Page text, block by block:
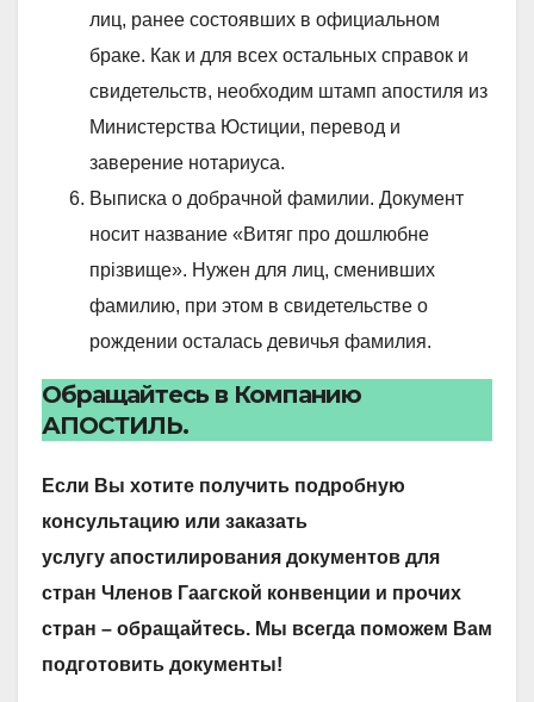
лиц, ранее состоявших в официальном
браке. Как и для всех остальных справок и
свидетельств, необходим штамп апостиля из
Министерства Юстиции, перевод и
заверение нотариуса.
Выписка о добрачной фамилии. Документ
носит название «Витяг про дошлюбне
прізвище». Нужен для лиц, сменивших
фамилию, при этом в свидетельстве о
рождении осталась девичья фамилия.
Обращайтесь в Компанию
АПОСТИЛЬ.
Если Вы хотите получить подробную
консультацию или заказать
услугу апостилирования документов для
стран Членов Гаагской конвенции и прочих
стран – обращайтесь. Мы всегда поможем Вам
подготовить документы!